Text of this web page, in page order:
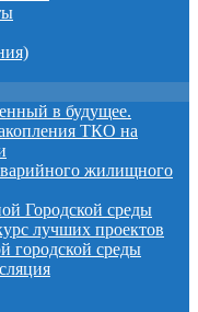
в будущее.
ТКО на
жилищного
Городской среды
лучших проектов
городской среды